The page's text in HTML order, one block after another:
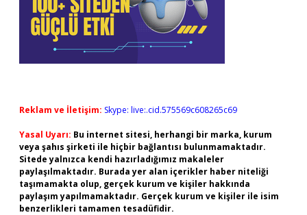
Reklam ve İletişim: Skype: live:.cid.575569c608265c69
Yasal Uyarı: Bu internet sitesi, herhangi bir marka, kurum
veya şahıs şirketi ile hiçbir bağlantısı bulunmamaktadır.
Sitede yalnızca kendi hazırladığımız makaleler
paylaşılmaktadır. Burada yer alan içerikler haber niteliği
taşımamakta olup, gerçek kurum ve kişiler hakkında
paylaşım yapılmamaktadır. Gerçek kurum ve kişiler ile isim
benzerlikleri tamamen tesadüfidir.